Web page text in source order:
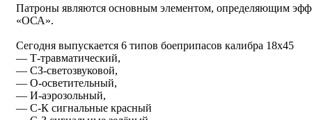
Патроны являются основным элементом, определяющим
«ОСА».
Сегодня выпускается 6 типов боеприпасов калибра 18х45
— Т-травматический,
— СЗ-светозвуковой,
— О-осветительный,
— И-аэрозольный,
— С-К сигнальные красный